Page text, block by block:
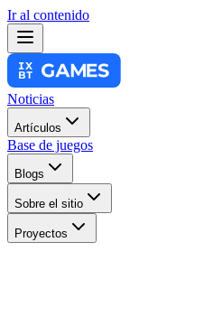
Ir al contenido
Noticias
Artículos
Base de juegos
Blogs
Sobre el sitio
Proyectos